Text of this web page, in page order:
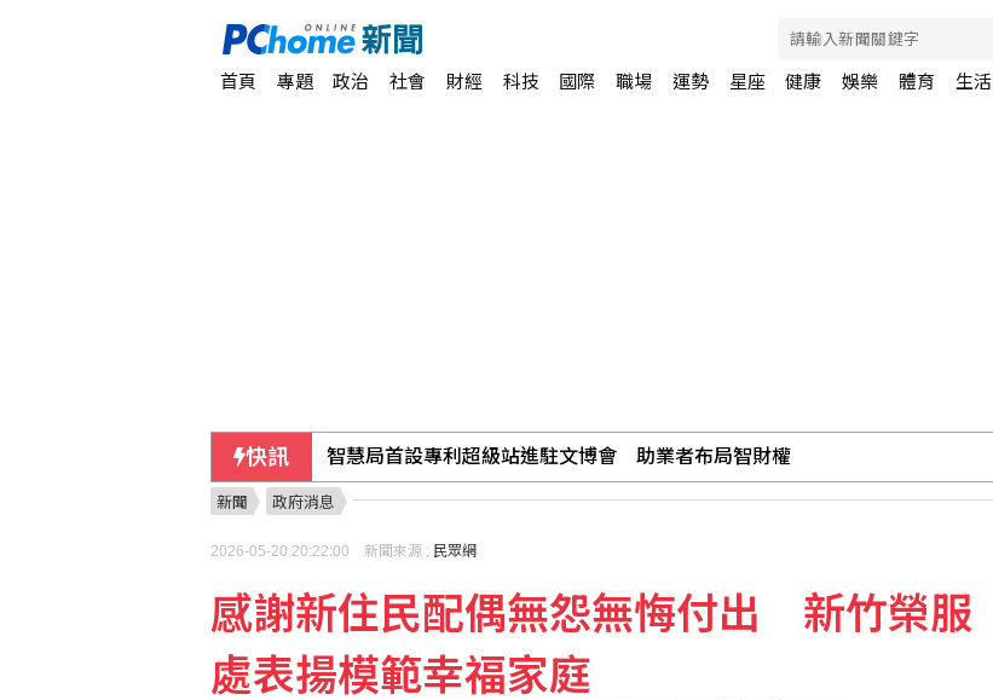
首頁 專題 政治 社會 財經 科技 國際 職場 運勢 星座 健康 娛樂 體育 生活
快訊 智慧局首設專利超級站進駐文博會 助業者布局智財權
禾浩辰新劇遭水刑 要求水質乾淨怕感染
藍指控台糖「綠友友」 高雄市政府籲有心人停止抹黑
新聞 政府消息
2026-05-20 20:22:00 新聞來源 : 民眾網
感謝新住民配偶無怨無悔付出 新竹榮服
處表揚模範幸福家庭